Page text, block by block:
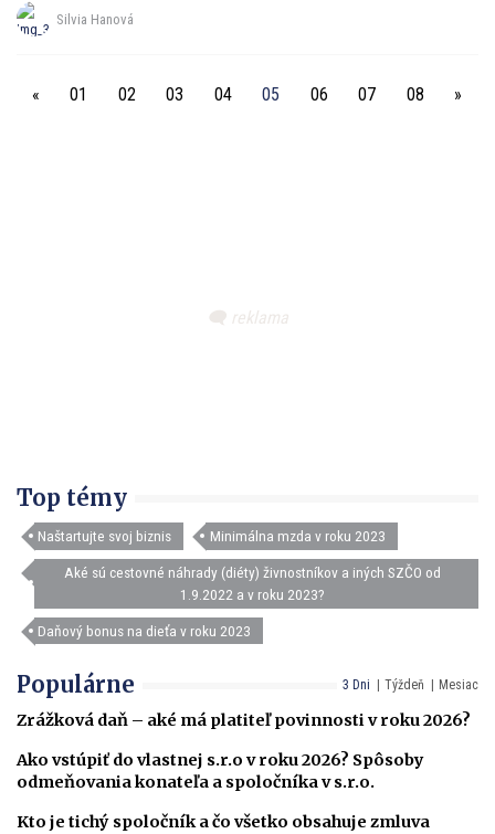
Silvia Hanová
« 01 02 03 04 05 06 07 08 »
Top témy
Naštartujte svoj biznis Minimálna mzda v roku 2023
Aké sú cestovné náhrady (diéty) živnostníkov a iných SZČO od
1.9.2022 a v roku 2023?
Daňový bonus na dieťa v roku 2023
3 Dni Týždeň Mesiac
Populárne
Zrážková daň – aké má platiteľ povinnosti v roku 2026?
Ako vstúpiť do vlastnej s.r.o v roku 2026? Spôsoby
odmeňovania konateľa a spoločníka v s.r.o.
Kto je tichý spoločník a čo všetko obsahuje zmluva